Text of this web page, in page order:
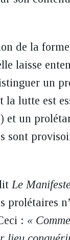
de la
laisse
un
la lutte est
et un
sont
Le
prolétaires
: «